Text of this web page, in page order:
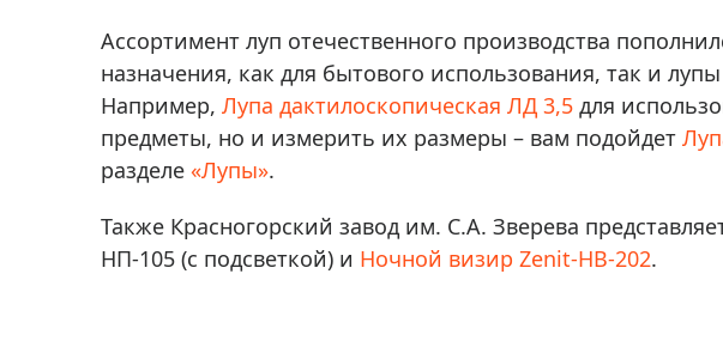
Метеостанции, барометры, часы
Discovery (Дискавери)
Оптика для детей Levenhuk LabZZ
Астропланетарии
Подарки
Хиты продаж
Ассортимент луп отечественного производства
назначения, как для бытового использования, так и
Например, Лупа дактилоскопическая ЛД 3,5 для
предметы, но и измерить их размеры – вам подойдет
разделе «Лупы».
Также Красногорский завод им. С.А. Зверева
НП-105 (с подсветкой) и Ночной визир Zenit-НВ-202.